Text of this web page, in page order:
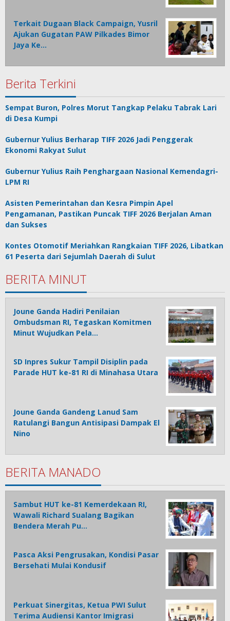
Terkait Dugaan Black Campaign, Yusril
Ajukan Gugatan PAW Pilkades Bimor
Jaya Ke…
Berita Terkini
Sempat Buron, Polres Morut Tangkap Pelaku Tabrak Lari
di Desa Kumpi
Gubernur Yulius Berharap TIFF 2026 Jadi Penggerak
Ekonomi Rakyat Sulut
Gubernur Yulius Raih Penghargaan Nasional Kemendagri-
LPM RI
Asisten Pemerintahan dan Kesra Pimpin Apel
Pengamanan, Pastikan Puncak TIFF 2026 Berjalan Aman
dan Sukses
Kontes Otomotif Meriahkan Rangkaian TIFF 2026, Libatkan
61 Peserta dari Sejumlah Daerah di Sulut
BERITA MINUT
Joune Ganda Hadiri Penilaian
Ombudsman RI, Tegaskan Komitmen
Minut Wujudkan Pela…
SD Inpres Sukur Tampil Disiplin pada
Parade HUT ke-81 RI di Minahasa Utara
Joune Ganda Gandeng Lanud Sam
Ratulangi Bangun Antisipasi Dampak El
Nino
BERITA MANADO
Sambut HUT ke-81 Kemerdekaan RI,
Wawali Richard Sualang Bagikan
Bendera Merah Pu…
Pasca Aksi Pengrusakan, Kondisi Pasar
Bersehati Mulai Kondusif
Perkuat Sinergitas, Ketua PWI Sulut
Terima Audiensi Kantor Imigrasi